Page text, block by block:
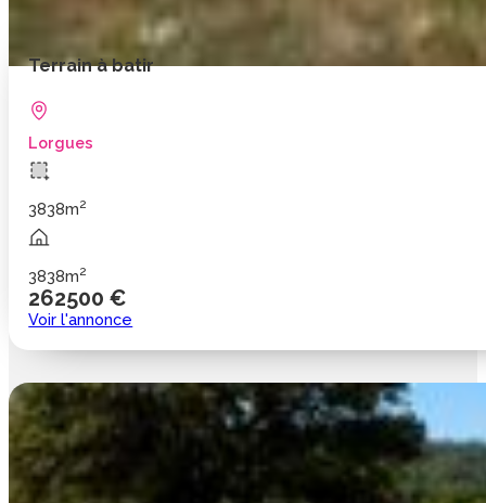
Terrain à batir
Lorgues
3838m2
3838m2
262500 €
Voir l'annonce